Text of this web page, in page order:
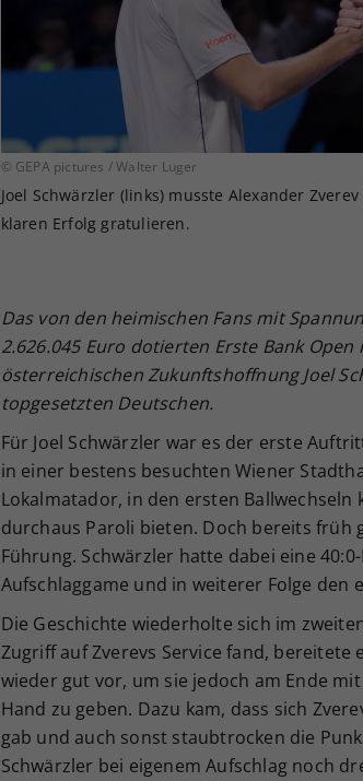
© GEPA pictures / Walter Luger
Joel Schwärzler (links) musste Alexander
klaren Erfolg gratulieren.
Das von den heimischen Fans mit
2.626.045 Euro dotierten Erste Bank
österreichischen Zukunftshoffnung Joel
topgesetzten Deutschen.
Für Joel Schwärzler war es der erste
in einer bestens besuchten Wiener
Lokalmatador, in den ersten
durchaus Paroli bieten. Doch bereits früh
Führung. Schwärzler hatte dabei eine
Aufschlaggame und in weiterer Folge den
Die Geschichte wiederholte sich im
Zugriff auf Zverevs Service fand,
wieder gut vor, um sie jedoch am Ende
Hand zu geben. Dazu kam, dass sich
gab und auch sonst staubtrocken die
Schwärzler bei eigenem Aufschlag noch